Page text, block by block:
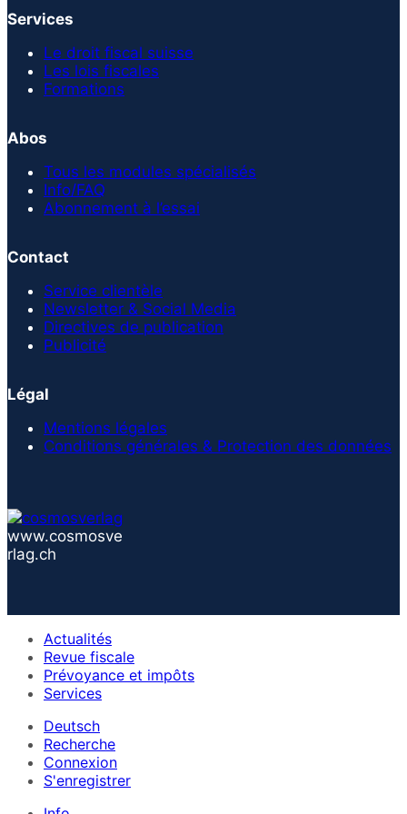
Services
Le droit fiscal suisse
Les lois fiscales
Formations
Abos
Tous les modules spécialisés
Info/FAQ
Abonnement à l’essai
Contact
Service clientèle
Newsletter & Social Media
Directives de publication
Publicité
Légal
Mentions légales
Conditions générales & Protection des données
www.cosmosve
rlag.ch
Actualités
Revue fiscale
Prévoyance et impôts
Services
Deutsch
Recherche
Connexion
S'enregistrer